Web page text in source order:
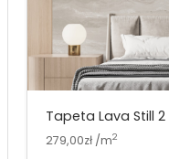
Tapeta Lava Still 2
279,00zł /m2